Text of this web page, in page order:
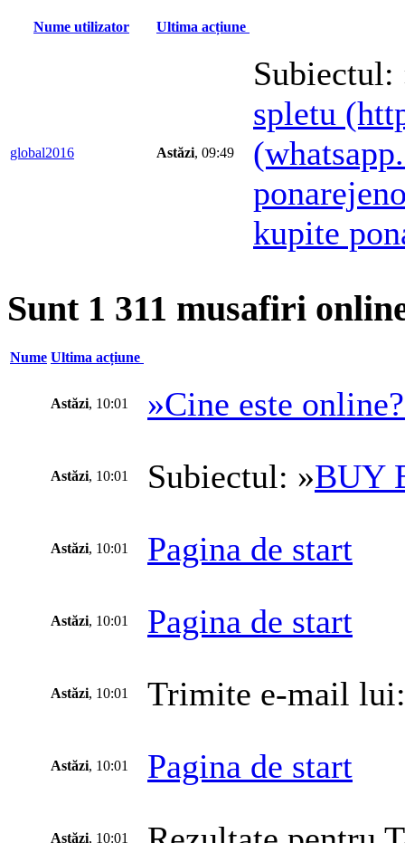
Nume utilizator Ultima acțiune
global2016 Astăzi, 09:49
Subiectul:
spletu
kupite
Sunt 1 311 musafiri
Nume Ultima acțiune
Astăzi, 10:01 »Cine este
Astăzi, 10:01 Subiectul: »BUY
Astăzi, 10:01 Pagina de start
Astăzi, 10:01 Pagina de start
Astăzi, 10:01 Trimite e-mail
Astăzi, 10:01 Pagina de start
Astăzi, 10:01